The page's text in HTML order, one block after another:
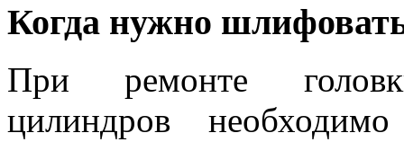
Когда нужно
При ремонте
цилиндров необходимо